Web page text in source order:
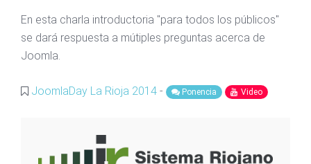
En esta charla introductoria "para todos los públicos"
se dará respuesta a mútiples preguntas acerca de
Joomla.
JoomlaDay La Rioja 2014 - Ponencia Video